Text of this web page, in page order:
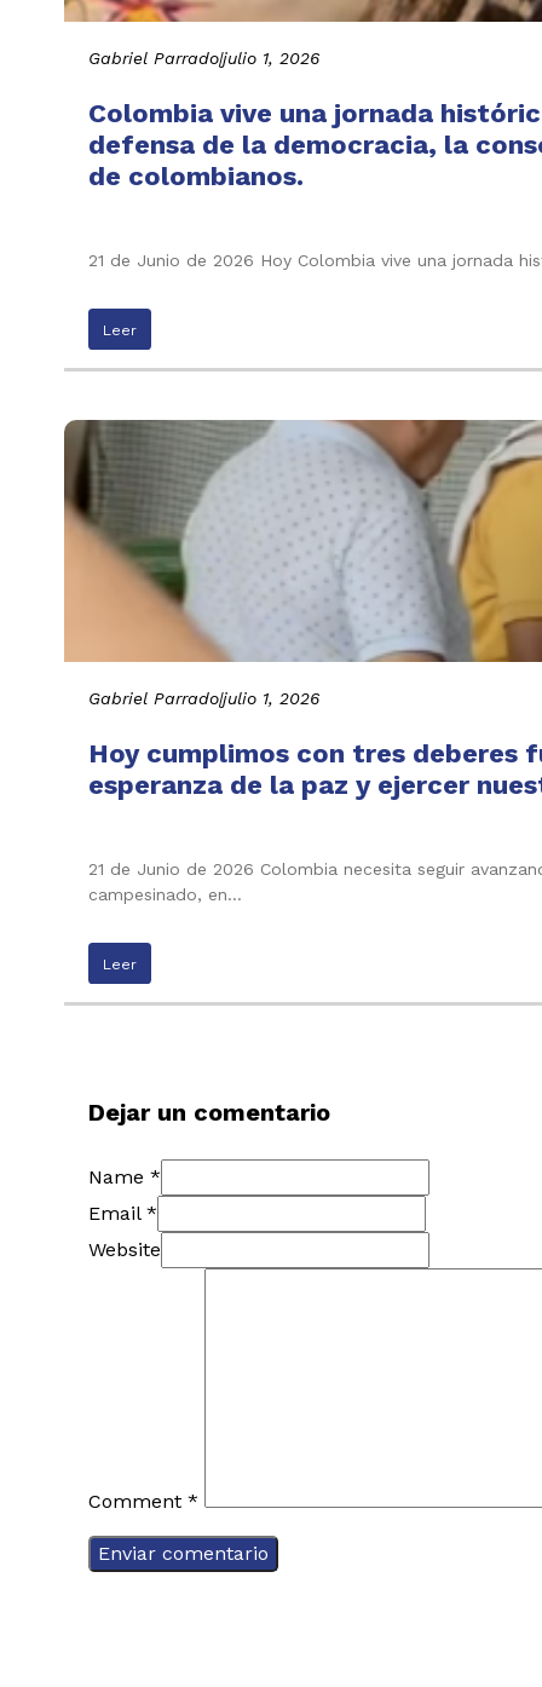
Gabriel Parrado|julio 1, 2026
Colombia vive una jornada
defensa de la democracia, la
de colombianos.
21 de Junio de 2026 Hoy Colombia vive una jornada
Leer
Gabriel Parrado|julio 1, 2026
Hoy cumplimos con tres deberes
esperanza de la paz y ejercer
21 de Junio de 2026 Colombia necesita seguir
campesinado, en…
Leer
Dejar un comentario
Name *
Email *
Website
Comment *